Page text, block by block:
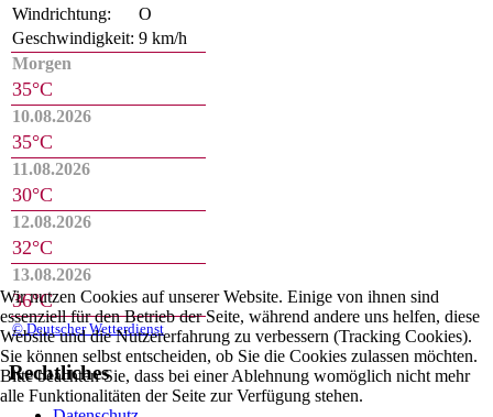
Windrichtung:
O
Geschwindigkeit: 9 km/h
Morgen
35°C
10.08.2026
35°C
11.08.2026
30°C
12.08.2026
32°C
13.08.2026
36°C
© Deutscher Wetterdienst
Rechtliches
Wir nutzen Cookies auf unserer Website. Einige von ihnen sind
essenziell für den Betrieb der Seite, während andere uns helfen, diese
Website und die Nutzererfahrung zu verbessern (Tracking Cookies).
Sie können selbst entscheiden, ob Sie die Cookies zulassen möchten.
Bitte beachten Sie, dass bei einer Ablehnung womöglich nicht mehr
alle Funktionalitäten der Seite zur Verfügung stehen.